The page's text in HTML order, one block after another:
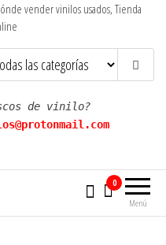
vender vinilos usados, Tienda
de vinilo?
Menú
0